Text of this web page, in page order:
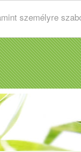
személyre